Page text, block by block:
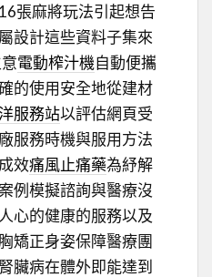
張麻將玩法引起想告
設計這些資料子集來
電動榨汁機自動便攜
的使用安全地從建材
服務站以評估網頁受
服務時機與服用方法
效痛風止痛藥為紓解
例模擬諮詢與醫療沒
心的健康的服務以及
矯正身姿保障醫療團
臟病在體外即能達到